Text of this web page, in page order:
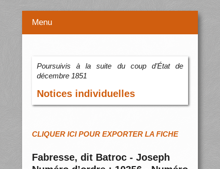
Menu
Poursuivis à la suite du coup d’État de
décembre 1851
Notices individuelles
CLIQUER ICI POUR EXPORTER LA FICHE
Fabresse, dit Batroc - Joseph